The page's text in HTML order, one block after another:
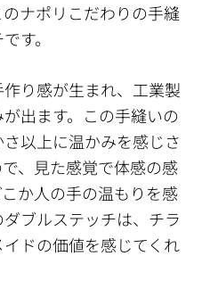
ナポリこだわりの手縫
す。
り感が生まれ、工業製
出ます。この手縫いの
以上に温かみを感じさ
、見た感覚で体感の感
か人の手の温もりを感
ブルステッチは、チラ
ドの価値を感じてくれ